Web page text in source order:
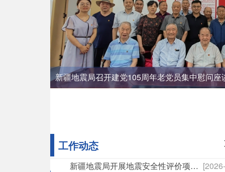
新疆地震局召开建党105周年老党员集中慰问座
工作动态
新疆地震局开展地震安全性评价项目行政检查